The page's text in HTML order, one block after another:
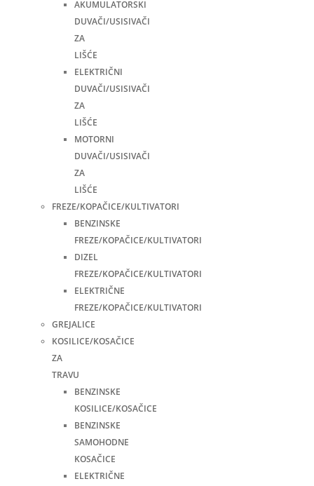
AKUMULATORSKI
DUVAČI/USISIVAČI
ZA
LIŠĆE
ELEKTRIČNI
DUVAČI/USISIVAČI
ZA
LIŠĆE
MOTORNI
DUVAČI/USISIVAČI
ZA
LIŠĆE
FREZE/KOPAČICE/KULTIVATORI
BENZINSKE
FREZE/KOPAČICE/KULTIVATORI
DIZEL
FREZE/KOPAČICE/KULTIVATORI
ELEKTRIČNE
FREZE/KOPAČICE/KULTIVATORI
GREJALICE
KOSILICE/KOSAČICE
ZA
TRAVU
BENZINSKE
KOSILICE/KOSAČICE
BENZINSKE
SAMOHODNE
KOSAČICE
ELEKTRIČNE